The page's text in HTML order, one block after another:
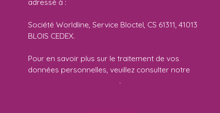
Société Worldline, Service Bloctel, CS 61311, 41013
BLOIS CEDEX.
Pour en savoir plus sur le traitement de vos
données personnelles, veuillez consulter notre
.